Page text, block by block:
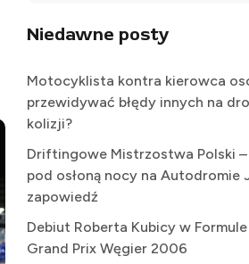
Niedawne posty
Motocyklista kontra kierowca
przewidywać błędy innych na
kolizji?
Driftingowe Mistrzostwa Polski
pod osłoną nocy na Autodromie
zapowiedź
Debiut Roberta Kubicy w
Grand Prix Węgier 2006